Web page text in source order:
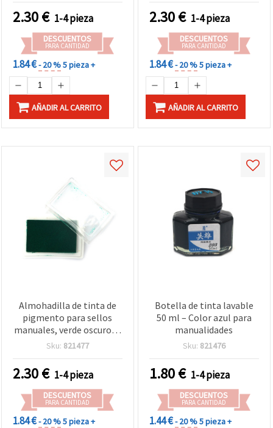
Scrapbooking y
Manualidades Creativas
2.30€ 1-4 pieza
DESCUENTOS
PARA CANTIDAD
1.84 €- 20 %5 pieza +
AÑADIR AL CARRITO
estampación decorativa y
tarjetas hechas a mano
2.30€ 1-4 pieza
DESCUENTOS
PARA CANTIDAD
1.84 €- 20 %5 pieza +
AÑADIR AL CARRITO
Almohadilla de tinta de
pigmento para sellos
manuales, verde oscuro, 6
x 3,8 cm, rectangular,
tapa transparente – para
scrapbooking, tarjetería y
embossing
Sku: 821477
2.30€ 1-4 pieza
DESCUENTOS
PARA CANTIDAD
1.84 €- 20 %5 pieza +
Botella de tinta lavable
50 ml – Color azul para
manualidades
Sku: 821476
1.80€ 1-4 pieza
DESCUENTOS
PARA CANTIDAD
1.44 €- 20 %5 pieza +